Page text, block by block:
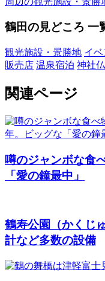
鶴田の見どころ 一
観光施設・景勝地 イベ
販売店 温泉宿泊 神社
関連ページ
噂のジャンボな食
「愛の鐘最中」
鶴寿公園 （かくじ
計など多数の設備